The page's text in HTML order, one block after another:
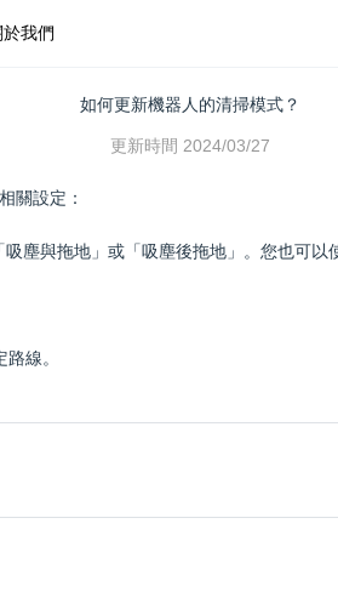
於我們
如何更新機器人的清掃模式？
更新時間 2024/03/27
關設定：
塵與拖地」或「吸塵後拖地」。您也可以
線。